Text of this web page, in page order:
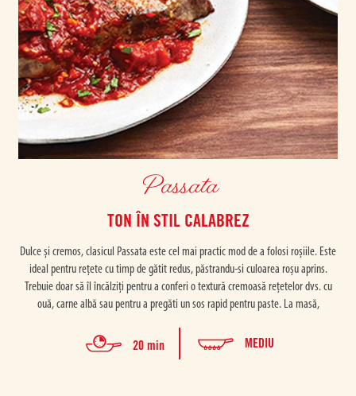
Passata
TON ÎN STIL CALABREZ
Dulce și cremos, clasicul Passata este cel mai practic mod de a folosi roșiile. Este
ideal pentru rețete cu timp de gătit redus, păstrandu-si culoarea roșu aprins.
Trebuie doar să îl încălziți pentru a conferi o textură cremoasă rețetelor dvs. cu
ouă, carne albă sau pentru a pregăti un sos rapid pentru paste. La masă,
20 min MEDIU